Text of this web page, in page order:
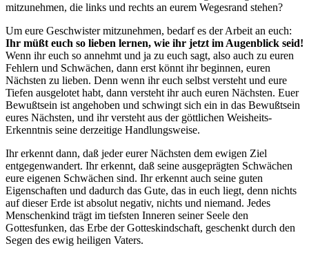
mitzunehmen, die links und rechts an eurem Wegesrand stehen?
Um eure Geschwister mitzunehmen, bedarf es der Arbeit an euch:
Ihr müßt euch so lieben lernen, wie ihr jetzt im Augenblick seid!
Wenn ihr euch so annehmt und ja zu euch sagt, also auch zu euren
Fehlern und Schwächen, dann erst könnt ihr beginnen, euren
Nächsten zu lieben. Denn wenn ihr euch selbst versteht und eure
Tiefen ausgelotet habt, dann versteht ihr auch euren Nächsten. Euer
Bewußtsein ist angehoben und schwingt sich ein in das Bewußtsein
eures Nächsten, und ihr versteht aus der göttlichen Weisheits-
Erkenntnis seine derzeitige Handlungsweise.
Ihr erkennt dann, daß jeder eurer Nächsten dem ewigen Ziel
entgegenwandert. Ihr erkennt, daß seine ausgeprägten Schwächen
eure eigenen Schwächen sind. Ihr erkennt auch seine guten
Eigenschaften und dadurch das Gute, das in euch liegt, denn nichts
auf dieser Erde ist absolut negativ, nichts und niemand. Jedes
Menschenkind trägt im tiefsten Inneren seiner Seele den
Gottesfunken, das Erbe der Gotteskindschaft, geschenkt durch den
Segen des ewig heiligen Vaters.